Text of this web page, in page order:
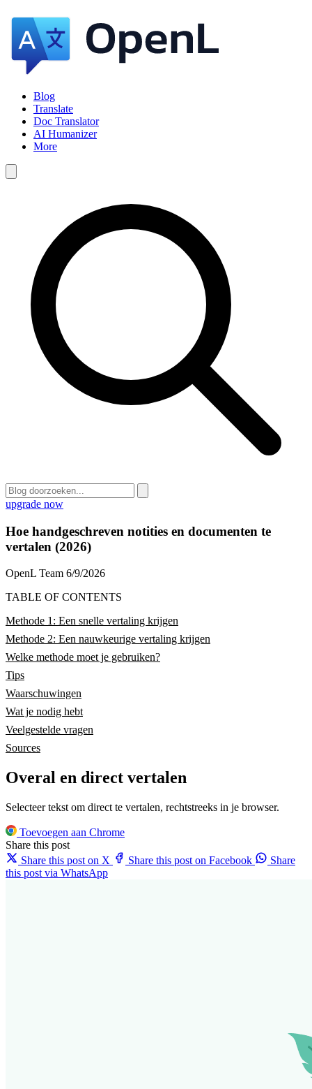
Blog
Translate
Doc Translator
AI Humanizer
More
upgrade now
Hoe handgeschreven notities en documenten te
vertalen (2026)
OpenL Team 6/9/2026
TABLE OF CONTENTS
Methode 1: Een snelle vertaling krijgen
Methode 2: Een nauwkeurige vertaling krijgen
Welke methode moet je gebruiken?
Tips
Waarschuwingen
Wat je nodig hebt
Veelgestelde vragen
Sources
Overal en direct vertalen
Selecteer tekst om direct te vertalen, rechtstreeks in je browser.
Toevoegen aan Chrome
Share this post
Share this post on X
Share this post on Facebook
Share
this post via WhatsApp